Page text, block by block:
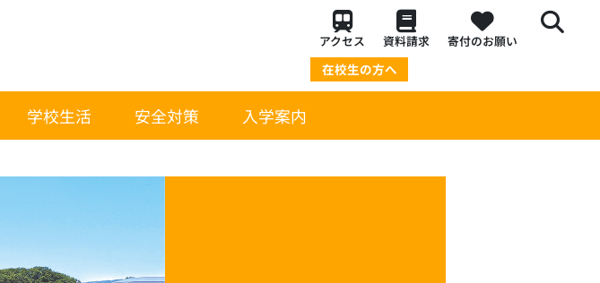
アクセス 資料請求 寄付のお願い
在校生の方へ
学校生活 安全対策 入学案内